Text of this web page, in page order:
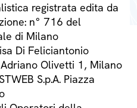
registrata edita da
n° 716 del
di Milano
Di Feliciantonio
Olivetti 1, Milano
S.p.A. Piazza